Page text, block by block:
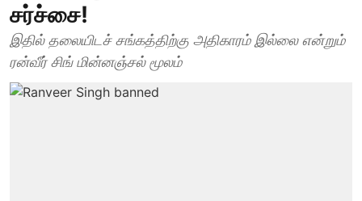
சர்ச்சை!
இதில் தலையிடச் சங்கத்திற்கு அதிகாரம் இல்லை என்றும்
ரன்வீர் சிங் மின்னஞ்சல் மூலம்